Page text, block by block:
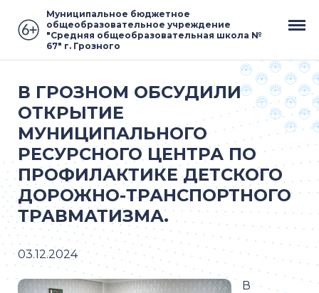
Муниципальное бюджетное
общеобразовательное учреждение
"Средняя общеобразовательная школа №
67" г. Грозного
В ГРОЗНОМ ОБСУДИЛИ
ОТКРЫТИЕ
МУНИЦИПАЛЬНОГО
РЕСУРСНОГО ЦЕНТРА ПО
ПРОФИЛАКТИКЕ ДЕТСКОГО
ДОРОЖНО-ТРАНСПОРТНОГО
ТРАВМАТИЗМА.
03.12.2024
В